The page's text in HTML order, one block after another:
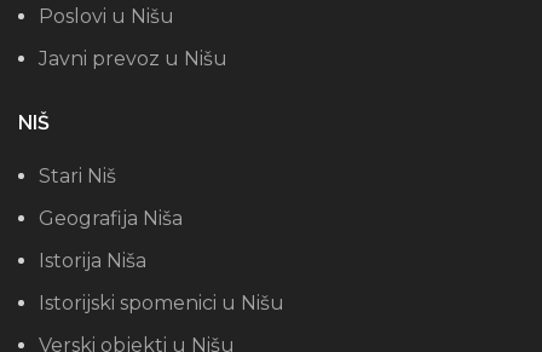
Poslovi u Nišu
Javni prevoz u Nišu
NIŠ
Stari Niš
Geografija Niša
Istorija Niša
Istorijski spomenici u Nišu
Verski objekti u Nišu